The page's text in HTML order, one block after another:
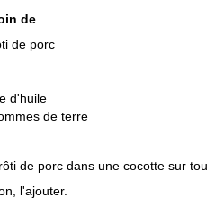
de
de porc
d'huile
de terre
de porc dans une cocotte sur
l'ajouter.